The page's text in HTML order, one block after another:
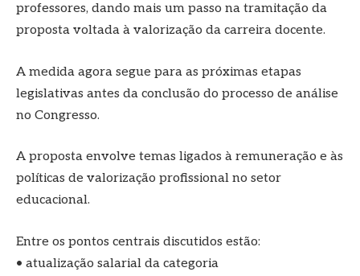
professores, dando mais um passo na tramitação da
proposta voltada à valorização da carreira docente.
A medida agora segue para as próximas etapas
legislativas antes da conclusão do processo de análise
no Congresso.
A proposta envolve temas ligados à remuneração e às
políticas de valorização profissional no setor
educacional.
Entre os pontos centrais discutidos estão:
• atualização salarial da categoria